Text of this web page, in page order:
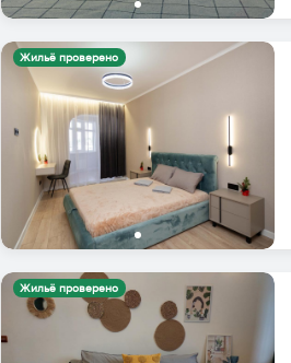
Жильё проверено
Жильё проверено